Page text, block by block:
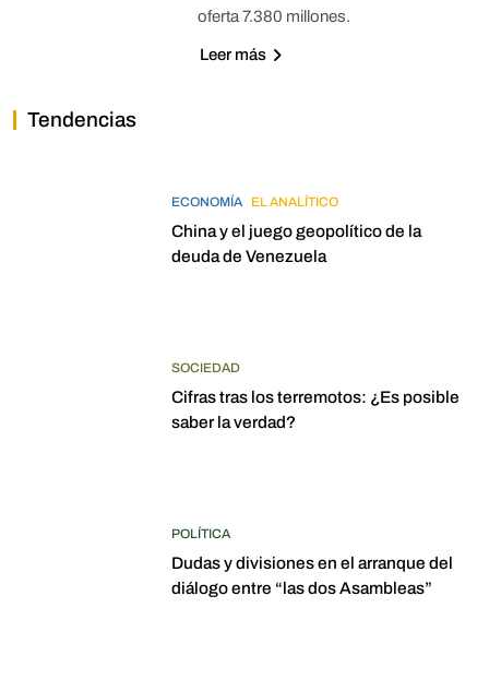
oferta 7.380 millones.
Leer más
Tendencias
ECONOMÍA EL ANALÍTICO
China y el juego geopolítico de la
deuda de Venezuela
SOCIEDAD
Cifras tras los terremotos: ¿Es posible
saber la verdad?
POLÍTICA
Dudas y divisiones en el arranque del
diálogo entre “las dos Asambleas”